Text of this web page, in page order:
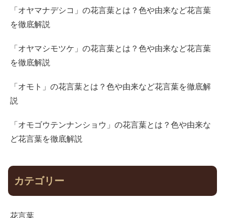
「オヤマナデシコ」の花言葉とは？色や由来など花言葉
を徹底解説
「オヤマシモツケ」の花言葉とは？色や由来など花言葉
を徹底解説
「オモト」の花言葉とは？色や由来など花言葉を徹底解
説
「オモゴウテンナンショウ」の花言葉とは？色や由来な
ど花言葉を徹底解説
カテゴリー
花言葉